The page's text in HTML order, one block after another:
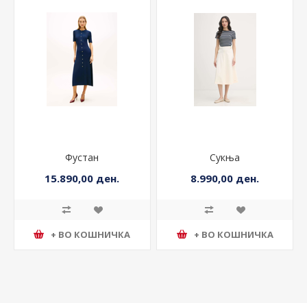
Фустан
15.890,00 ден.
+ ВО КОШНИЧКА
Сукња
8.990,00 ден.
+ ВО КОШНИЧКА